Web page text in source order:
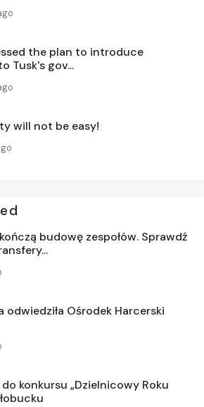
the plan to introduce
Tusk's gov...
will not be easy!
budowę zespołów. Sprawdź
odwiedziła Ośrodek Harcerski
konkursu „Dzielnicowy Roku